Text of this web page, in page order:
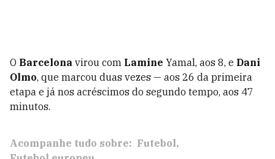
O Barcelona virou com Lamine Yamal, aos 8, e Dani
Olmo, que marcou duas vezes — aos 26 da primeira
etapa e já nos acréscimos do segundo tempo, aos 47
minutos.
Acompanhe tudo sobre: Futebol